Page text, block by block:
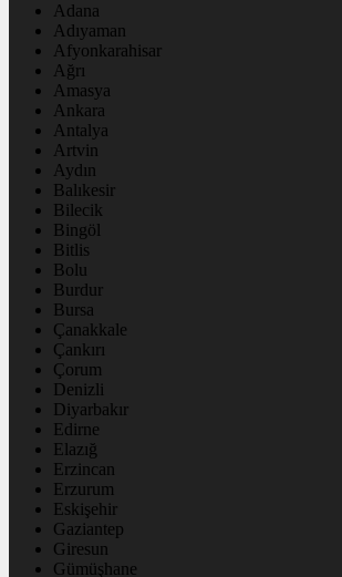
Adana
Adıyaman
Afyonkarahisar
Ağrı
Amasya
Ankara
Antalya
Artvin
Aydın
Balıkesir
Bilecik
Bingöl
Bitlis
Bolu
Burdur
Bursa
Çanakkale
Çankırı
Çorum
Denizli
Diyarbakır
Edirne
Elazığ
Erzincan
Erzurum
Eskişehir
Gaziantep
Giresun
Gümüşhane